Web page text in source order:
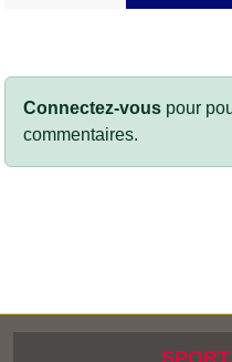
Connectez-vous pour
commentaires.